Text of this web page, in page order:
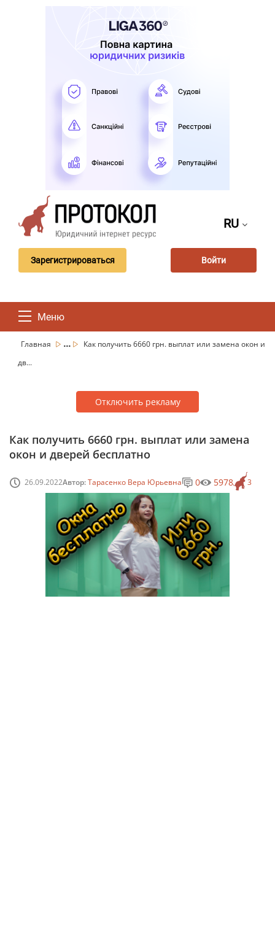
RU
Зарегистрироваться Войти
Меню
Главная ...
Как получить 6660 грн. выплат или замена окон и
дв...
Отключить рекламу
Как получить 6660 грн. выплат или замена
окон и дверей бесплатно
26.09.2022Автор:Тарасенко Вера Юрьевна 3
0 5978